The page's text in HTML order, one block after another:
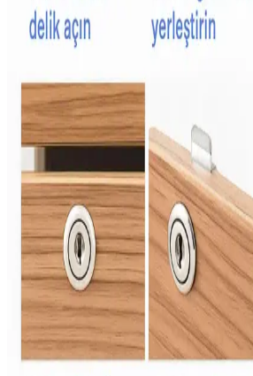
Babyjem yağmurlukları, su ve rüzgar
çocukların hareket özgürlüğünü
Şans Şekeri Nedir ve
Bir Gelenek Olarak Önemi
Şans şekeri, renkli ve aromatik yapısıyla
geleneksel bir tatlıdır. Çocuklar ve gençler
kültürel semboller ve eğlence unsuru olarak
Çişe Alıştırma Külodu:
Konforlu Tuvalet Eğitimi Aracı
Çişe alıştırma külodu, çocukların
yardımcı olan su geçirmez ve emici
önemli bir araçtır.
Bebekler İçin Güvenli ve
Seçim Rehberi